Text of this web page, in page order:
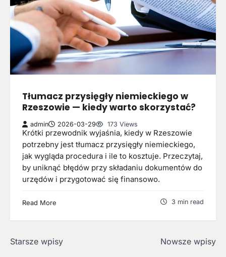
Tłumacz przysięgły niemieckiego w
Rzeszowie — kiedy warto skorzystać?
admin 2026-03-29 173 Views
Krótki przewodnik wyjaśnia, kiedy w Rzeszowie
potrzebny jest tłumacz przysięgły niemieckiego,
jak wygląda procedura i ile to kosztuje. Przeczytaj,
by uniknąć błędów przy składaniu dokumentów do
urzędów i przygotować się finansowo.
Read More 3 min read
Nawigacja
Starsze wpisy Nowsze wpisy